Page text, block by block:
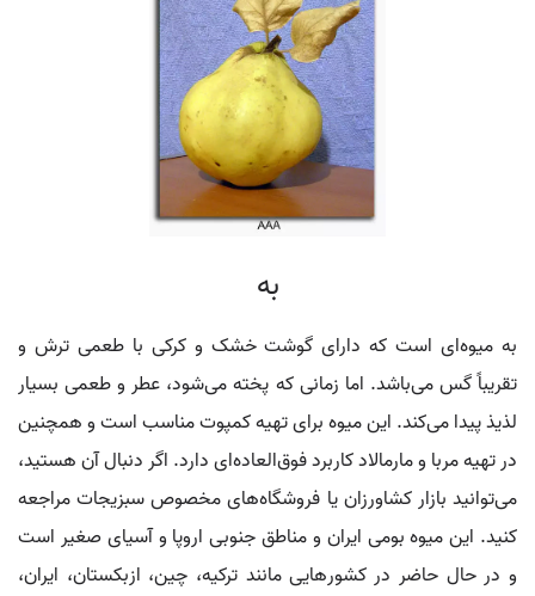
به
به میوه‌ای است که دارای گوشت خشک و کرکی با طعمی ترش و
تقریباً گس می‌باشد. اما زمانی که پخته می‌شود، عطر و طعمی بسیار
لذیذ پیدا می‌کند. این میوه برای تهیه کمپوت مناسب است و همچنین
در تهیه مربا و مارمالاد کاربرد فوق‌العاده‌ای دارد. اگر دنبال آن هستید،
می‌توانید بازار کشاورزان یا فروشگاه‌های مخصوص سبزیجات مراجعه
کنید. این میوه بومی ایران و مناطق جنوبی اروپا و آسیای صغیر است
و در حال حاضر در کشورهایی مانند ترکیه، چین، ازبکستان، ایران،